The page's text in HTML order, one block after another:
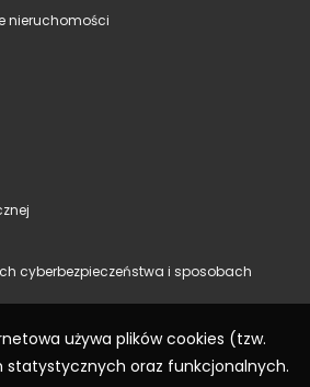
nieruchomości
cyberbezpieczeństwa i sposobach
używa plików cookies (tzw.
oraz funkcjonalnych.